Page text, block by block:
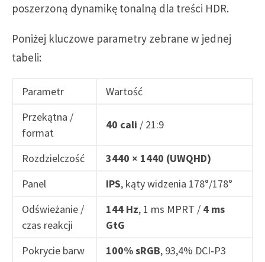
poszerzoną dynamikę tonalną dla treści HDR.
Poniżej kluczowe parametry zebrane w jednej
tabeli:
Parametr
Wartość
Przekątna /
format
40 cali / 21:9
Rozdzielczość
3440 × 1440 (UWQHD)
Panel
IPS, kąty widzenia 178°/178°
Odświeżanie /
czas reakcji
144 Hz, 1 ms MPRT / 4 ms
GtG
Pokrycie barw
100% sRGB, 93,4% DCI‑P3